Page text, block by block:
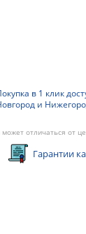
в 1 клик
и
отличаться от
Гарантии